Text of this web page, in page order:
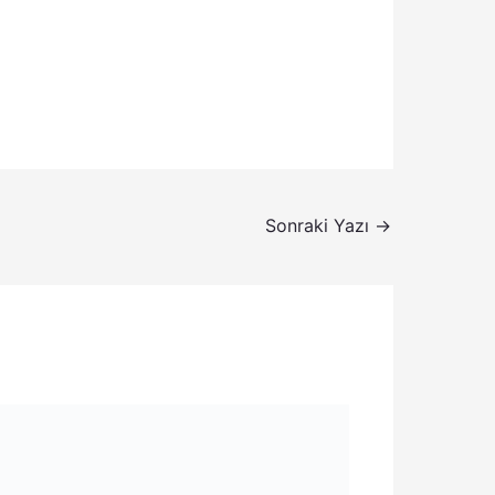
Sonraki Yazı →